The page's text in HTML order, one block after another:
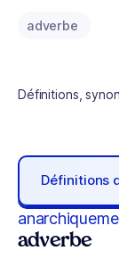
adverbe
Définitions,
Définitions
adverbe